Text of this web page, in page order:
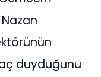
duyduğunu